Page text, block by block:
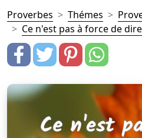
Proverbes Thémes
Ce n'est pas à force de